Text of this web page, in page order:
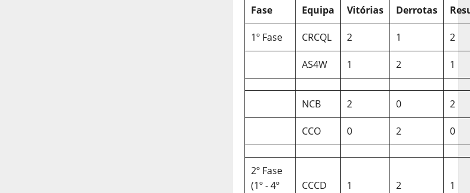
Fase Equipa Vitórias Derrotas
1º Fase CRCQL 2 1 2
AS4W 1 2 1
NCB 2 0 2
CCO 0 2 0
2º Fase
(1º - 4º
CCCD 1 2 1